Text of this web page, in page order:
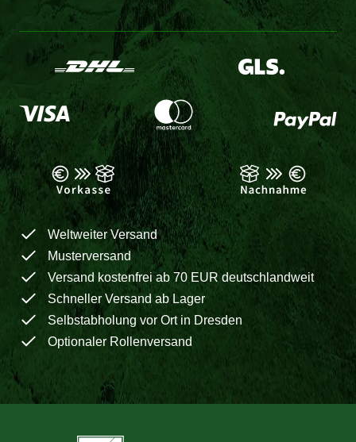
Weltweiter Versand
Musterversand
Versand kostenfrei ab 70 EUR deutschlandweit
Schneller Versand ab Lager
Selbstabholung vor Ort in Dresden
Optionaler Rollenversand